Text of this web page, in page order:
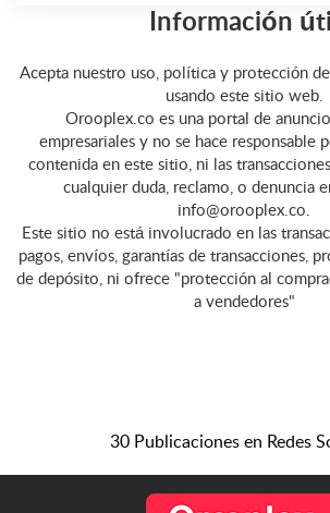
Información útil
Acepta nuestro uso, política y protección
usando este sitio web.
Orooplex.co es una portal de
empresariales y no se hace responsable
contenida en este sitio, ni las
cualquier duda, reclamo, o denuncia
info@orooplex.co.
Este sitio no está involucrado en las
pagos, envíos, garantías de transacciones,
de depósito, ni ofrece "protección al
a vendedores"
30 Publicaciones en Redes